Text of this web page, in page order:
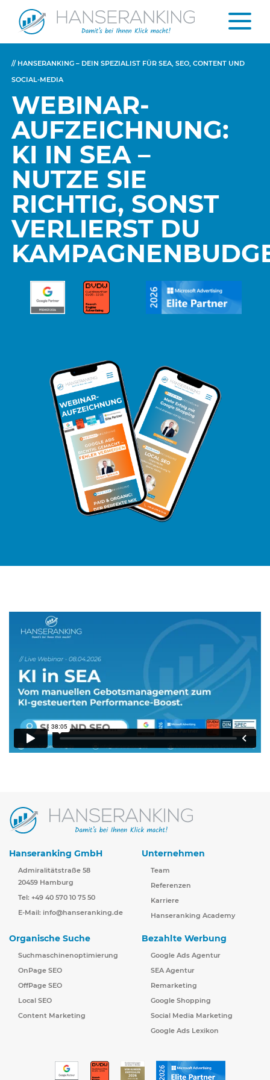
// HANSERANKING – DEIN SPEZIALIST FÜR SEA, SEO, CONTENT UND
SOCIAL-MEDIA
WEBINAR-
AUFZEICHNUNG:
KI IN SEA –
NUTZE SIE
RICHTIG, SONST
VERLIERST DU
Hanseranking GmbH
Admiralitätstraße 58
20459 Hamburg
Tel: +49 40 570 10 75 50
E-Mail: info@hanseranking.de
Unternehmen
Team
Referenzen
Karriere
Hanseranking Academy
Organische Suche
Suchmaschinenoptimierung
OnPage SEO
OffPage SEO
Local SEO
Content Marketing
Bezahlte Werbung
Google Ads Agentur
SEA Agentur
Remarketing
Google Shopping
Social Media Marketing
Google Ads Lexikon